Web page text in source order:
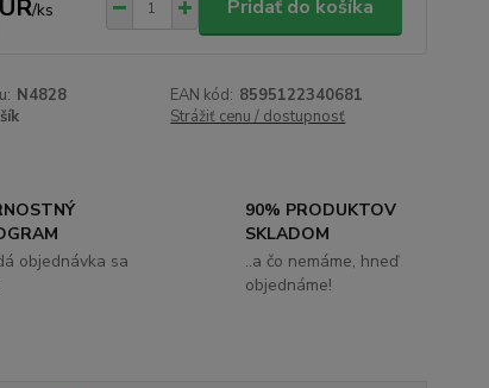
/ks Pridať do košíka
N4828 EAN kód: 8595122340681
Strážiť cenu / dostupnosť
objednávka sa
90% PRODUKTOV
SKLADOM
..a čo nemáme, hneď
objednáme!